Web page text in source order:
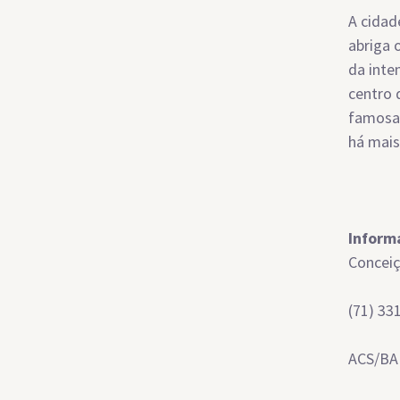
A
abriga
da
centro
há
(71)
ACS/BA